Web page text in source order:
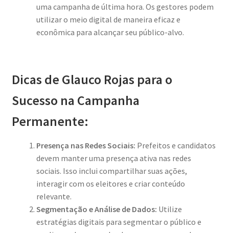
uma campanha de última hora. Os gestores podem
utilizar o meio digital de maneira eficaz e
econômica para alcançar seu público-alvo.
Dicas de Glauco Rojas para o
Sucesso na Campanha
Permanente:
Presença nas Redes Sociais: Prefeitos e candidatos
devem manter uma presença ativa nas redes
sociais. Isso inclui compartilhar suas ações,
interagir com os eleitores e criar conteúdo
relevante.
Segmentação e Análise de Dados: Utilize
estratégias digitais para segmentar o público e